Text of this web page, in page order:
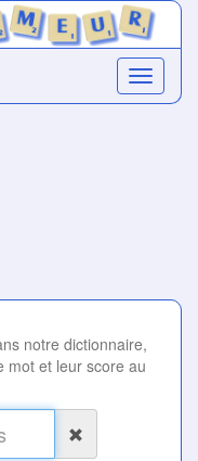
notre dictionnaire,
mot et leur score au